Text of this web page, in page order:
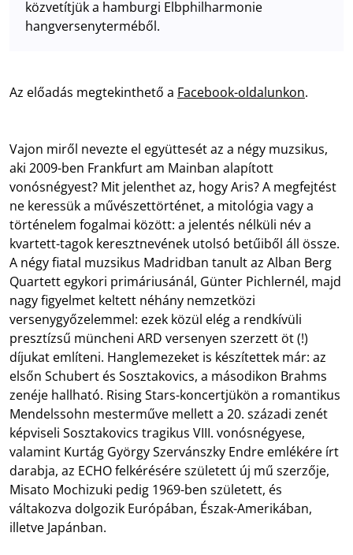
közvetítjük a hamburgi Elbphilharmonie
hangversenyterméből.
Az előadás megtekinthető a Facebook-oldalunkon.
Vajon miről nevezte el együttesét az a négy muzsikus,
aki 2009-ben Frankfurt am Mainban alapított
vonósnégyest? Mit jelenthet az, hogy Aris? A megfejtést
ne keressük a művészettörténet, a mitológia vagy a
történelem fogalmai között: a jelentés nélküli név a
kvartett-tagok keresztnevének utolsó betűiből áll össze.
A négy fiatal muzsikus Madridban tanult az Alban Berg
Quartett egykori primáriusánál, Günter Pichlernél, majd
nagy figyelmet keltett néhány nemzetközi
versenygyőzelemmel: ezek közül elég a rendkívüli
presztízsű müncheni ARD versenyen szerzett öt (!)
díjukat említeni. Hanglemezeket is készítettek már: az
elsőn Schubert és Sosztakovics, a másodikon Brahms
zenéje hallható. Rising Stars-koncertjükön a romantikus
Mendelssohn mesterműve mellett a 20. századi zenét
képviseli Sosztakovics tragikus VIII. vonósnégyese,
valamint Kurtág György Szervánszky Endre emlékére írt
darabja, az ECHO felkérésére született új mű szerzője,
Misato Mochizuki pedig 1969-ben született, és
váltakozva dolgozik Európában, Észak-Amerikában,
illetve Japánban.